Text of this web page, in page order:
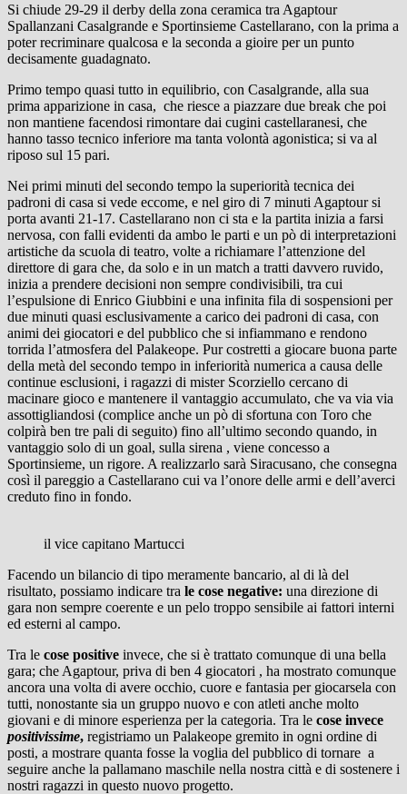
Si chiude 29-29 il derby della zona ceramica tra Agaptour
Spallanzani Casalgrande e Sportinsieme Castellarano, con la prima a
poter recriminare qualcosa e la seconda a gioire per un punto
decisamente guadagnato.
Primo tempo quasi tutto in equilibrio, con Casalgrande, alla sua
prima apparizione in casa, che riesce a piazzare due break che poi
non mantiene facendosi rimontare dai cugini castellaranesi, che
hanno tasso tecnico inferiore ma tanta volontà agonistica; si va al
riposo sul 15 pari.
Nei primi minuti del secondo tempo la superiorità tecnica dei
padroni di casa si vede eccome, e nel giro di 7 minuti Agaptour si
porta avanti 21-17. Castellarano non ci sta e la partita inizia a farsi
nervosa, con falli evidenti da ambo le parti e un pò di interpretazioni
artistiche da scuola di teatro, volte a richiamare l’attenzione del
direttore di gara che, da solo e in un match a tratti davvero ruvido,
inizia a prendere decisioni non sempre condivisibili, tra cui
l’espulsione di Enrico Giubbini e una infinita fila di sospensioni per
due minuti quasi esclusivamente a carico dei padroni di casa, con
animi dei giocatori e del pubblico che si infiammano e rendono
torrida l’atmosfera del Palakeope. Pur costretti a giocare buona parte
della metà del secondo tempo in inferiorità numerica a causa delle
continue esclusioni, i ragazzi di mister Scorziello cercano di
macinare gioco e mantenere il vantaggio accumulato, che va via via
assottigliandosi (complice anche un pò di sfortuna con Toro che
colpirà ben tre pali di seguito) fino all’ultimo secondo quando, in
vantaggio solo di un goal, sulla sirena , viene concesso a
Sportinsieme, un rigore. A realizzarlo sarà Siracusano, che consegna
così il pareggio a Castellarano cui va l’onore delle armi e dell’averci
creduto fino in fondo.
il vice capitano Martucci
Facendo un bilancio di tipo meramente bancario, al di là del
risultato, possiamo indicare tra le cose negative: una direzione di
gara non sempre coerente e un pelo troppo sensibile ai fattori interni
ed esterni al campo.
Tra le cose positive invece, che si è trattato comunque di una bella
gara; che Agaptour, priva di ben 4 giocatori , ha mostrato comunque
ancora una volta di avere occhio, cuore e fantasia per giocarsela con
tutti, nonostante sia un gruppo nuovo e con atleti anche molto
giovani e di minore esperienza per la categoria. Tra le cose invece
positivissime, registriamo un Palakeope gremito in ogni ordine di
posti, a mostrare quanta fosse la voglia del pubblico di tornare a
seguire anche la pallamano maschile nella nostra città e di sostenere i
nostri ragazzi in questo nuovo progetto.